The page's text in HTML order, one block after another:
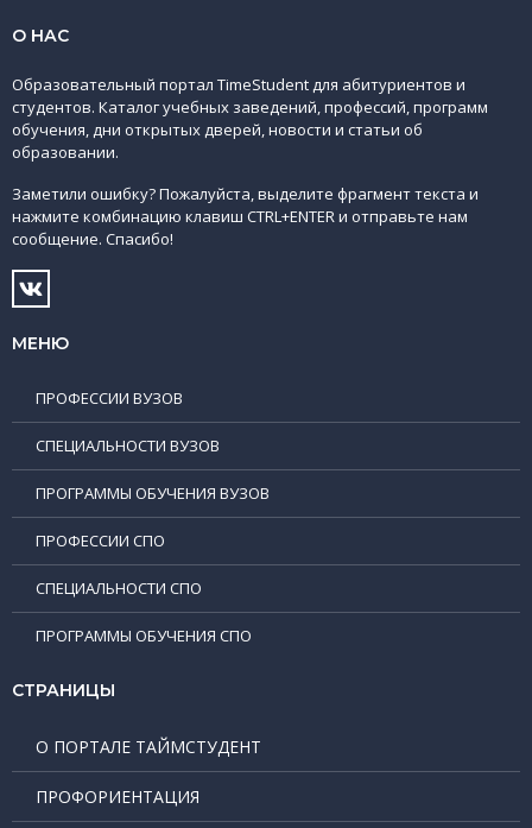
О НАС
Образовательный портал TimeStudent для абитуриентов и
студентов. Каталог учебных заведений, профессий, программ
обучения, дни открытых дверей, новости и статьи об
образовании.
Заметили ошибку? Пожалуйста, выделите фрагмент текста и
нажмите комбинацию клавиш CTRL+ENTER и отправьте нам
сообщение. Спасибо!
МЕНЮ
ПРОФЕССИИ ВУЗОВ
СПЕЦИАЛЬНОСТИ ВУЗОВ
ПРОГРАММЫ ОБУЧЕНИЯ ВУЗОВ
ПРОФЕССИИ СПО
СПЕЦИАЛЬНОСТИ СПО
ПРОГРАММЫ ОБУЧЕНИЯ СПО
СТРАНИЦЫ
О ПОРТАЛЕ ТАЙМСТУДЕНТ
ПРОФОРИЕНТАЦИЯ